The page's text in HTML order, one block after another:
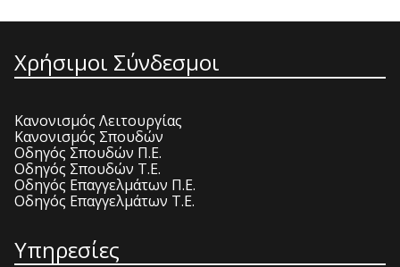
Χρήσιμοι Σύνδεσμοι
Κανονισμός Λειτουργίας
Κανονισμός Σπουδών
Οδηγός Σπουδών Π.Ε.
Οδηγός Σπουδών Τ.Ε.
Οδηγός Επαγγελμάτων Π.Ε.
Οδηγός Επαγγελμάτων Τ.Ε.
Υπηρεσίες